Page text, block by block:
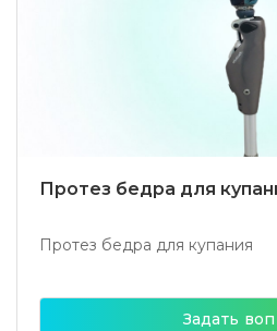
Протез бедра для
Протез бедра для купания
Задать